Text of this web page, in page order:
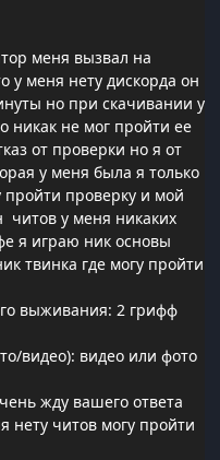
меня вызвал на
у меня нету дискорда он
но при скачивании у
никак не мог пройти ее
от проверки но я от
у меня была я только
пройти проверку и мой
читов у меня никаких
я играю ник основы
твинка где могу пройти
выживания: 2 грифф
видео): видео или фото
жду вашего ответа
нету читов могу пройти